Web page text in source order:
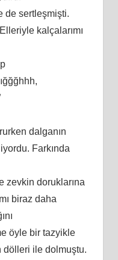
de sertleşmişti.
kalçalarımı
dalganın
Farkında
zevkin doruklarına
biraz daha
öyle bir tazyikle
dölleri ile dolmuştu.